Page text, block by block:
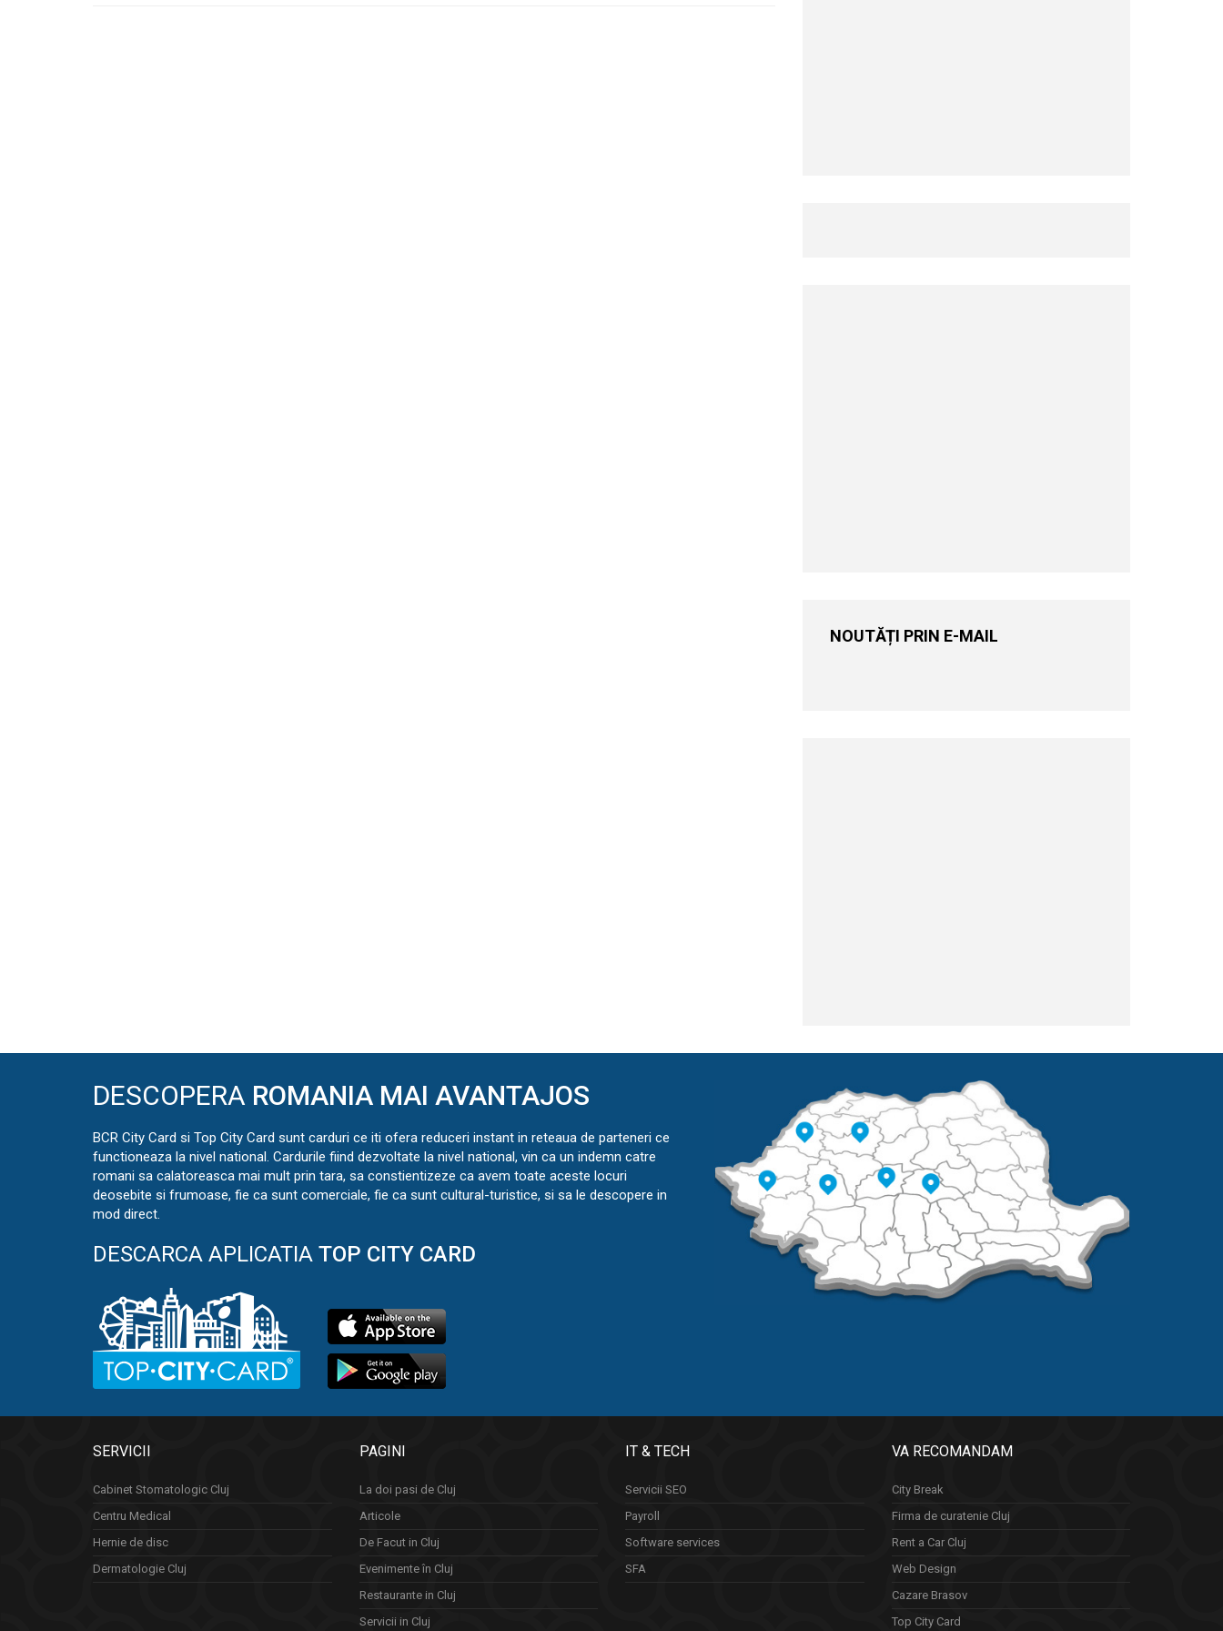
NOUTĂȚI PRIN E-MAIL
DESCOPERA ROMANIA MAI AVANTAJOS
BCR City Card si Top City Card sunt carduri ce iti ofera reduceri instant in reteaua de parteneri ce
functioneaza la nivel national. Cardurile fiind dezvoltate la nivel national, vin ca un indemn catre
romani sa calatoreasca mai mult prin tara, sa constientizeze ca avem toate aceste locuri
deosebite si frumoase, fie ca sunt comerciale, fie ca sunt cultural-turistice, si sa le descopere in
mod direct.
DESCARCA APLICATIA TOP CITY CARD
SERVICII
Cabinet Stomatologic Cluj
Centru Medical
Hernie de disc
Dermatologie Cluj
PAGINI
La doi pasi de Cluj
Articole
De Facut in Cluj
Evenimente în Cluj
Restaurante in Cluj
Servicii in Cluj
IT & TECH
Servicii SEO
Payroll
Software services
SFA
VA RECOMANDAM
City Break
Firma de curatenie Cluj
Rent a Car Cluj
Web Design
Cazare Brasov
Top City Card